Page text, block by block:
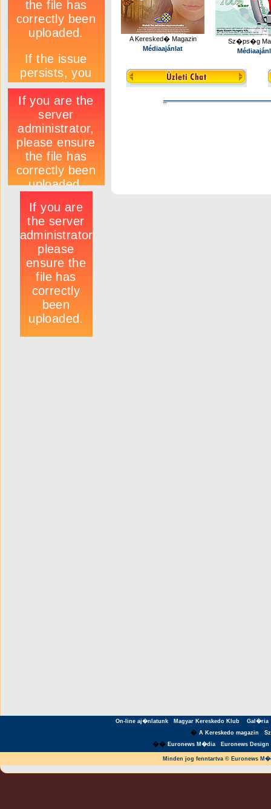
A Keresked� Magazin
Médiaajánlat
Sz�ps�g
On-line aj�nlatunk Magyar Kereskedo Klub Gal�ria
� A Kereskedo magazin
�� Euronews M�dia Euronews Design
Minden jog fenntartva © Euronews